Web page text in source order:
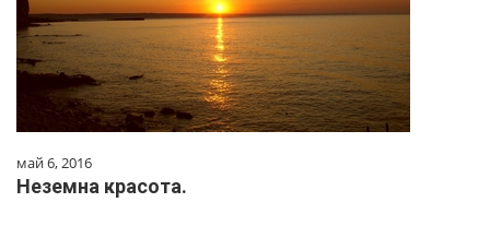
май 6, 2016
Неземна красота.